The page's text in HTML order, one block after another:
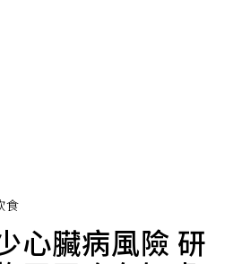
食
心臟病風險 研